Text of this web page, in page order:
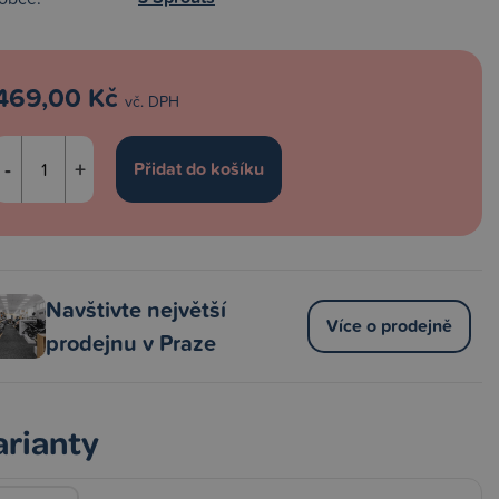
Kč vč. DPH
- +
Navštivte největší
prodejnu v Praze
Více o prodejně